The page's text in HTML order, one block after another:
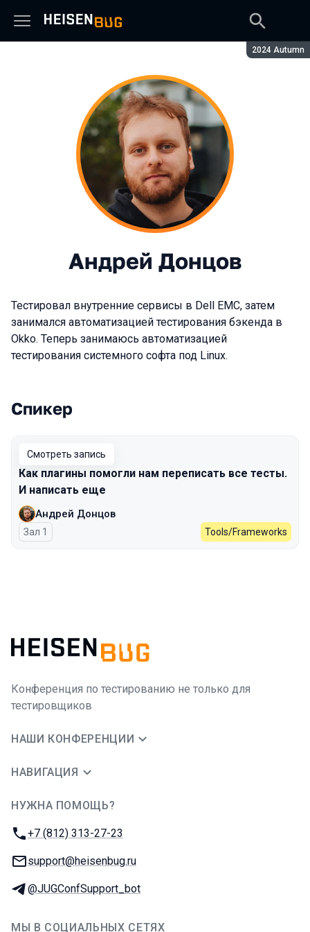
Сезон:
2024 Autumn
Андрей Донцов
Тестировал внутренние сервисы в Dell EMC, затем
занимался автоматизацией тестирования бэкенда в
Okko. Теперь занимаюсь автоматизацией
тестирования системного софта под Linux.
Выступления в сезоне 2024 Autumn
Спикер
Смотреть запись
Как плагины помогли нам переписать все тесты.
И написать еще
Андрей Донцов
Зал 1 Tools/Frameworks
Конференция по тестированию не только для
тестировщиков
НАШИ КОНФЕРЕНЦИИ
НАВИГАЦИЯ
НУЖНА ПОМОЩЬ?
Телефон:
+7 (812) 313-27-23
E-mail:
support@heisenbug.ru
Телеграм:
@JUGConfSupport_bot
МЫ В СОЦИАЛЬНЫХ СЕТЯХ